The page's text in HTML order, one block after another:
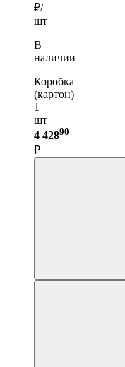
₽/
шт
В
наличии
Коробка
(картон)
1
шт —
4 42890
₽